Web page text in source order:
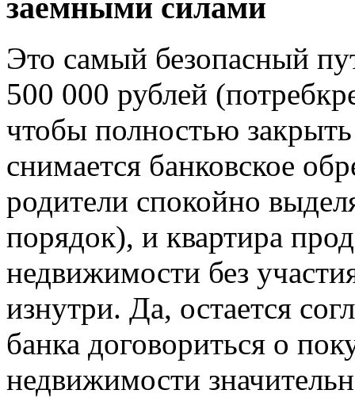
заемными силами
Это самый безопасный
500 000 рублей
чтобы полностью
снимается банковское
родители спокойно
порядок), и квартира
недвижимости без
изнутри. Да, остается
банка договориться о
недвижимости